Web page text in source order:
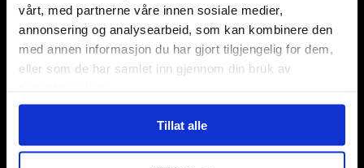
vårt, med partnerne våre innen sosiale medier,
annonsering og analysearbeid, som kan kombinere den
med annen informasjon du har gjort tilgjengelig for dem,
eller som de har samlet inn gjennom din bruk av
Tillat alle
Brettspill
Bøker
Godteri, mat & drikke
Hobby & fritid
Kortspill & samlekort
LEGO
Manga